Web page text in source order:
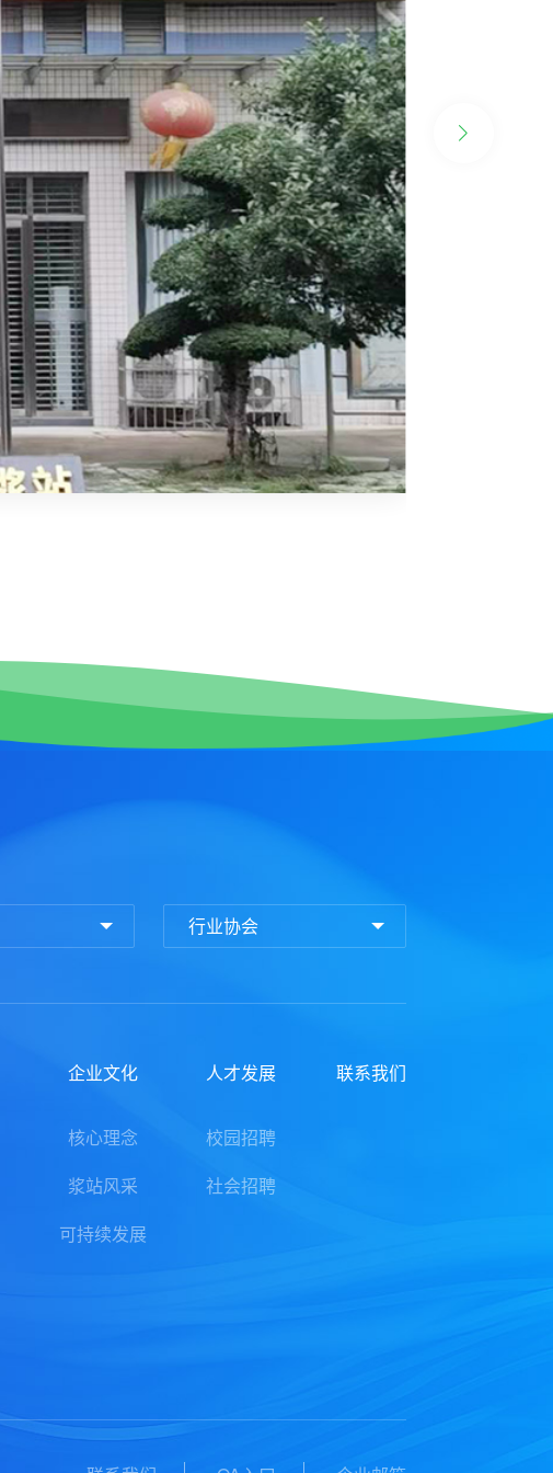
企业文化
核心理念
浆站风采
可持续发展
人才发展
校园招聘
社会招聘
联系我们